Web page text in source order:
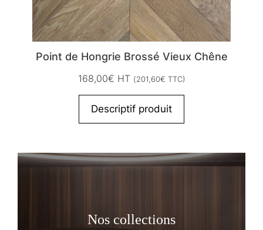
Point de Hongrie Brossé Vieux Chêne
168,00€ HT (201,60€ TTC)
Descriptif produit
Nos collections